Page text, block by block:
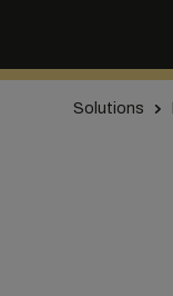
Solutions